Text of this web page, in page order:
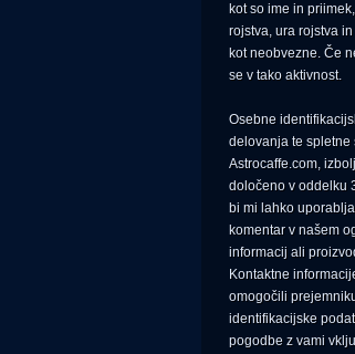
kot so ime in
rojstva, ura rojstva
kot neobvezne. Če
se v tako aktivnost.
Osebne
delovanja te
Astrocaffe.com,
določeno v oddelku
bi mi lahko
komentar v našem
informacij ali
Kontaktne
omogočili
identifikacijske
pogodbe z vami